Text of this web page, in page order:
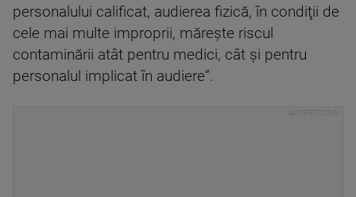
personalului calificat, audierea fizică, în condiţii de
cele mai multe improprii, mărește riscul
contaminării atât pentru medici, cât și pentru
personalul implicat în audiere”.